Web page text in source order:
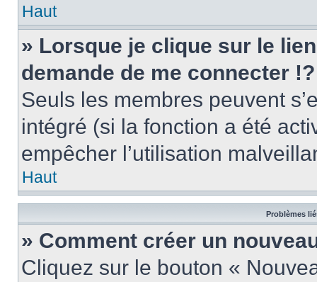
Haut
» Lorsque je clique sur le
demande de me connecter !?
Seuls les membres peuvent
intégré (si la fonction a été
empêcher l’utilisation
Haut
Problèmes
» Comment créer un
Cliquez sur le bouton «